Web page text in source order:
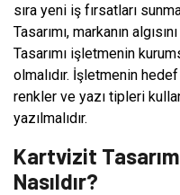
sıra yeni iş fırsatları
Tasarımı, markanın
Tasarımı işletmenin
olmalıdır. İşletmenin
renkler ve yazı tipleri
yazılmalıdır.
Kartvizit
Nasıldır?